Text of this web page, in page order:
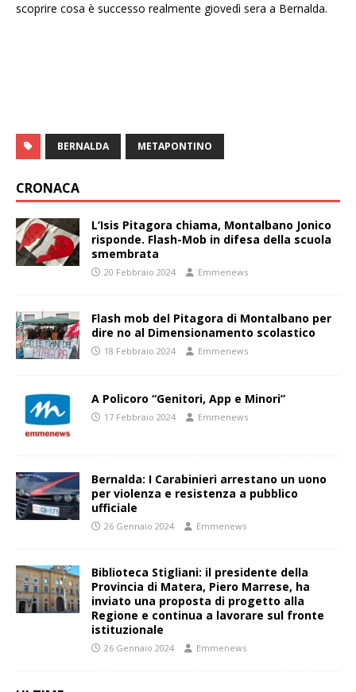
scoprire cosa è successo realmente giovedì sera a Bernalda.
BERNALDA METAPONTINO
CRONACA
L’Isis Pitagora chiama, Montalbano Jonico
risponde. Flash-Mob in difesa della scuola
smembrata
20 Febbraio 2024 Emmenews
Flash mob del Pitagora di Montalbano per
dire no al Dimensionamento scolastico
18 Febbraio 2024 Emmenews
A Policoro “Genitori, App e Minori”
17 Febbraio 2024 Emmenews
Bernalda: I Carabinieri arrestano un uono
per violenza e resistenza a pubblico
ufficiale
26 Gennaio 2024 Emmenews
Biblioteca Stigliani: il presidente della
Provincia di Matera, Piero Marrese, ha
inviato una proposta di progetto alla
Regione e continua a lavorare sul fronte
istituzionale
26 Gennaio 2024 Emmenews